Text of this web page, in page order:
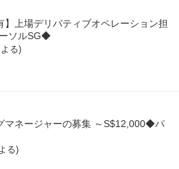
】上場デリバティブオペレーション担
ソルSG◆
る)
マネージャーの募集 ～S$12,000◆パ
る)